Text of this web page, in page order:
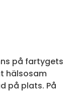
på fartygets
hälsosam
på plats. På